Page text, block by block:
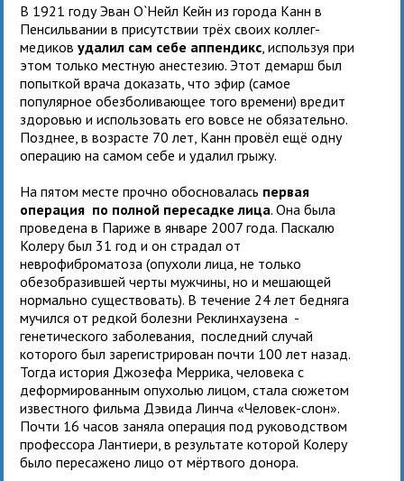
В 1921 году Эван О`Нейл Кейн из города Канн в
Пенсильвании в присутствии трёх своих коллег-
медиковудалил сам себе аппендикс , используя при
этом только местную анестезию. Этот демарш был
попыткой врача доказать, что эфир (самое
популярное обезболивающее того времени) вредит
здоровью и использовать его вовсе не обязательно.
Позднее, в возрасте 70 лет, Канн провёл ещё одну
операцию на самом себе и удалил грыжу.
На пятом месте прочно обосновалась первая
операция по полной пересадке лица. Она была
проведена в Париже в январе 2007 года. Паскалю
Колеру был 31 год и он страдал от
неврофиброматоза (опухоли лица, не только
обезобразившей черты мужчины, но и мешающей
нормально существовать). В течение 24 лет бедняга
мучился от редкой болезни Реклинхаузена -
генетического заболевания, последний случай
которого был зарегистрирован почти 100 лет назад.
Тогда история Джозефа Меррика, человека с
деформированным опухолью лицом, стала сюжетом
известного фильма Дэвида Линча «Человек-слон».
Почти 16 часов заняла операция под руководством
профессора Лантиери, в результате которой Колеру
было пересажено лицо от мёртвого донора.